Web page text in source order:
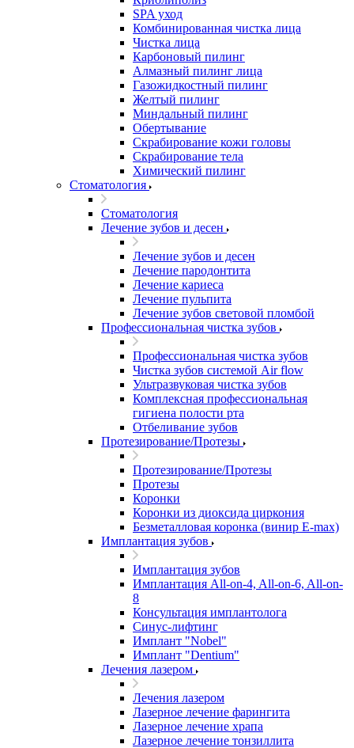
SPA уход
Комбинированная чистка лица
Чистка лица
Карбоновый пилинг
Алмазный пилинг лица
Газожидкостный пилинг
Желтый пилинг
Миндальный пилинг
Обертывание
Скрабирование кожи головы
Скрабирование тела
Химический пилинг
Стоматология
Стоматология
Лечение зубов и десен
Лечение зубов и десен
Лечение пародонтита
Лечение кариеса
Лечение пульпита
Лечение зубов световой пломбой
Профессиональная чистка зубов
Профессиональная чистка зубов
Чистка зубов системой Air flow
Ультразвуковая чистка зубов
Комплексная профессиональная
гигиена полости рта
Отбеливание зубов
Протезирование/Протезы
Протезирование/Протезы
Протезы
Коронки
Коронки из диоксида циркония
Безметалловая коронка (винир E-max)
Имплантация зубов
Имплантация зубов
Имплантация All-on-4, All-on-6, All-on-
8
Консультация имплантолога
Синус-лифтинг
Имплант "Nobel"
Имплант "Dentium"
Лечения лазером
Лечения лазером
Лазерное лечение фарингита
Лазерное лечение храпа
Лазерное лечение тонзиллита